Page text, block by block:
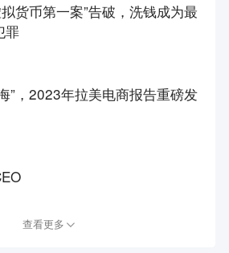
货币第一案”告破，洗钱成为最
罪
”，2023年拉美电商报告重磅发
查看更多